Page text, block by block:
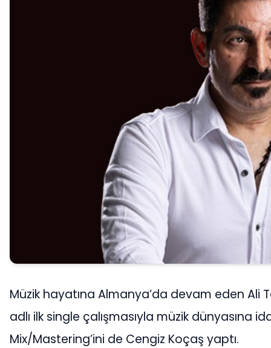
Müzik hayatına Almanya’da devam eden Ali
adlı ilk single çalışmasıyla müzik dünyasına
Mix/Mastering’ini de Cengiz Koçaş yaptı.